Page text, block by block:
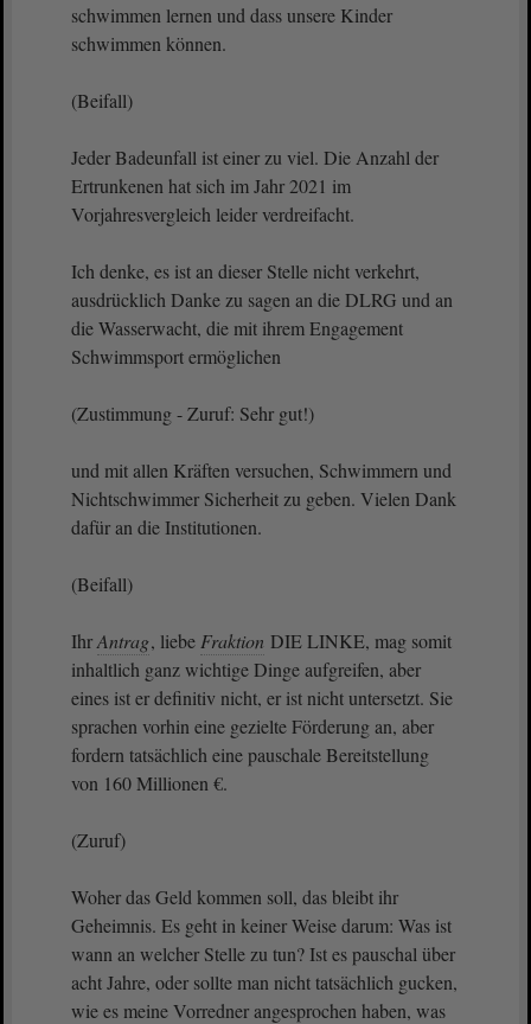
schwimmen lernen und dass unsere Kinder
schwimmen können.
(Beifall)
Jeder Badeunfall ist einer zu viel. Die Anzahl der
Ertrunkenen hat sich im Jahr 2021 im
Vorjahresvergleich leider verdreifacht.
Ich denke, es ist an dieser Stelle nicht verkehrt,
ausdrücklich Danke zu sagen an die DLRG und an
die Wasserwacht, die mit ihrem Engagement
Schwimmsport ermöglichen
(Zustimmung - Zuruf: Sehr gut!)
und mit allen Kräften versuchen, Schwimmern und
Nichtschwimmer Sicherheit zu geben. Vielen Dank
dafür an die Institutionen.
(Beifall)
IhrAntrag, liebe Fraktion DIE LINKE, mag somit
inhaltlich ganz wichtige Dinge aufgreifen, aber
eines ist er definitiv nicht, er ist nicht untersetzt. Sie
sprachen vorhin eine gezielte Förderung an, aber
fordern tatsächlich eine pauschale Bereitstellung
von 160 Millionen €.
(Zuruf)
Woher das Geld kommen soll, das bleibt ihr
Geheimnis. Es geht in keiner Weise darum: Was ist
wann an welcher Stelle zu tun? Ist es pauschal über
acht Jahre, oder sollte man nicht tatsächlich gucken,
wie es meine Vorredner angesprochen haben, was